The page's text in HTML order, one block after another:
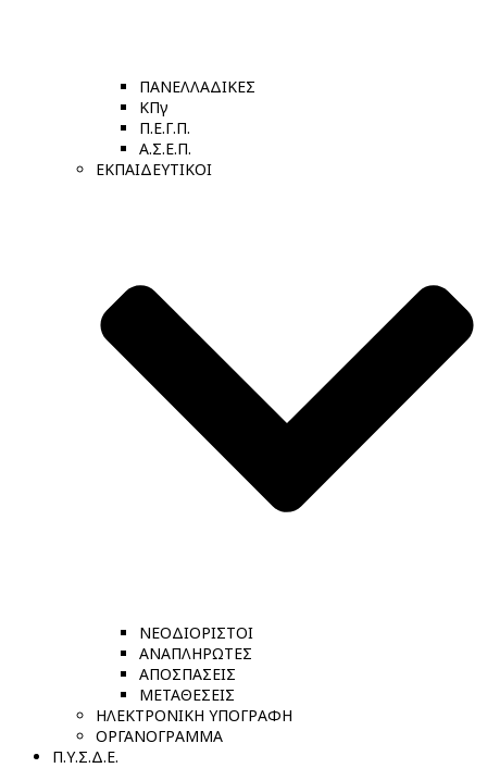
ΠΑΝΕΛΛΑΔΙΚΕΣ
ΚΠγ
Π.Ε.Γ.Π.
Α.Σ.Ε.Π.
ΕΚΠΑΙΔΕΥΤΙΚΟΙ
ΝΕΟΔΙΟΡΙΣΤΟΙ
ΑΝΑΠΛΗΡΩΤΕΣ
ΑΠΟΣΠΑΣΕΙΣ
ΜΕΤΑΘΕΣΕΙΣ
ΗΛΕΚΤΡΟΝΙΚΗ ΥΠΟΓΡΑΦΗ
ΟΡΓΑΝΟΓΡΑΜΜΑ
Π.Υ.Σ.Δ.Ε.